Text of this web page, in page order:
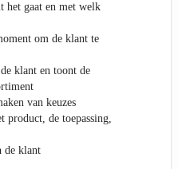
het gaat en met welk
om de klant te
klant en toont de
van keuzes
product, de toepassing,
de klant